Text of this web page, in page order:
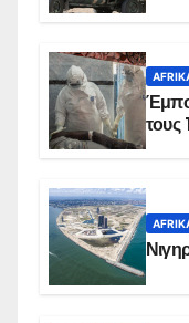
τους